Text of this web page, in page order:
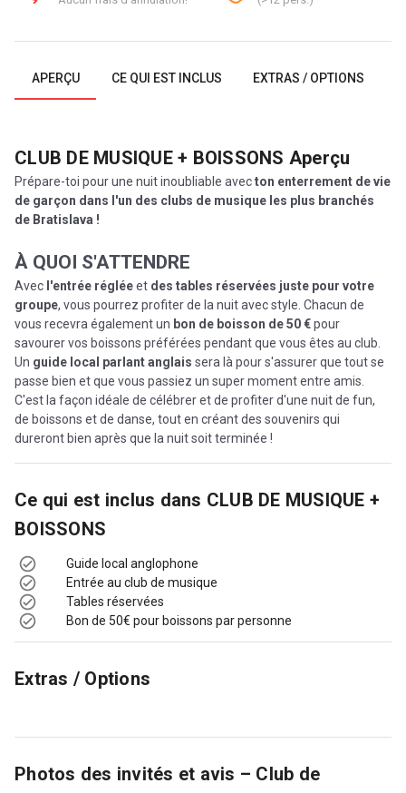
APERÇU CE QUI EST INCLUS EXTRAS / OPTIONS
CLUB DE MUSIQUE + BOISSONS Aperçu
Prépare-toi pour une nuit inoubliable avecton enterrement de vie
de garçon dans l'un des clubs de musique les plus branchés
de Bratislava !
À QUOI S'ATTENDRE
Avec l'entrée régléeet des tables réservées juste pour votre
groupe, vous pourrez profiter de la nuit avec style. Chacun de
vous recevra également un bon de boisson de 50 €pour
savourer vos boissons préférées pendant que vous êtes au club.
Un guide local parlant anglais sera là pour s'assurer que tout se
passe bien et que vous passiez un super moment entre amis.
C'est la façon idéale de célébrer et de profiter d'une nuit de fun,
de boissons et de danse, tout en créant des souvenirs qui
dureront bien après que la nuit soit terminée !
Ce qui est inclus dans CLUB DE MUSIQUE +
BOISSONS
Guide local anglophone
Entrée au club de musique
Tables réservées
Bon de 50€ pour boissons par personne
Extras / Options
Photos des invités et avis – Club de